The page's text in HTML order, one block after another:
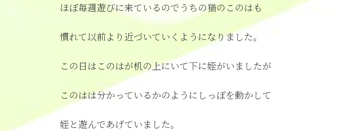
ほぼ毎週遊びに来ているのでうちの猫のこのはも
慣れて以前より近づいていくようになりました。
この日はこのはが机の上にいて下に姪がいましたが
このはは分かっているかのようにしっぽを動かして
姪と遊んであげていました。